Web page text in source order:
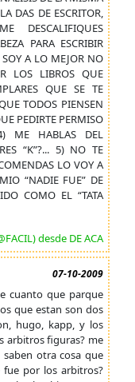
DAS DE ESCRITOR,
DESCALIFIQUES
PARA ESCRIBIR
A LO MEJOR NO
LOS LIBROS QUE
QUE SE TE
TODOS PIENSEN
PEDIRTE PERMISO
ME HABLAS DEL
“K”?... 5) NO TE
LO VOY A
“NADIE FUE” DE
COMO EL “TATA
desde DE ACA
07-10-2009
cuanto que parque
que estan son dos
hugo, kapp, y los
arbitros figuras? me
otra cosa que
por los arbitros?